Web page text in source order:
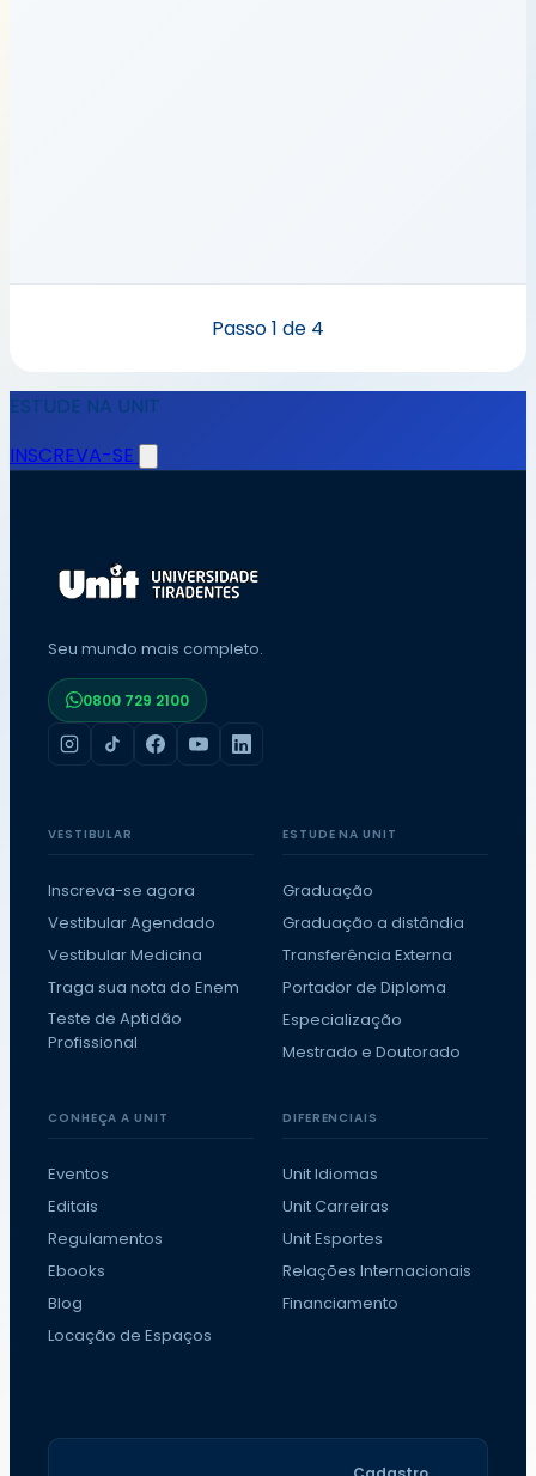
Passo1 de 4
ESTUDE NA UNIT
INSCREVA-SE
Seu mundo mais completo.
0800 729 2100
VESTIBULAR
Inscreva-se agora
Vestibular Agendado
Vestibular Medicina
Traga sua nota do Enem
Teste de Aptidão
Profissional
ESTUDE NA UNIT
Graduação
Graduação a distândia
Transferência Externa
Portador de Diploma
Especialização
Mestrado e Doutorado
CONHEÇA A UNIT
Eventos
Editais
Regulamentos
Ebooks
Blog
Locação de Espaços
DIFERENCIAIS
Unit Idiomas
Unit Carreiras
Unit Esportes
Relações Internacionais
Financiamento